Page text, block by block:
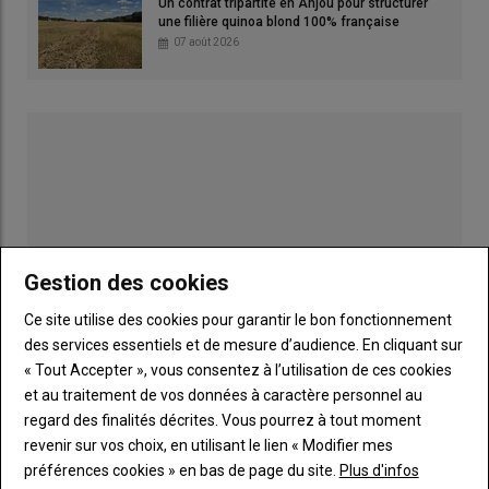
ayant circulé sur l’île en 2025. « Les analyses génétiques
suggèrent une
continuité épidémiologique entre les foyers
de 2025 et 2026, sans nouvelle introduction », souligne la
septembre
Un cas détecté dans un cheptel non
vacciné en avril
Le dernier foyer en date avait été détecté le 30 mai à
Escalaplano dans le sud de l’île, à une dizaine de kilomètres au
nord-ouest des précédents cas. Le huitème foyer avait été
détecté le 20 mai à San Vito, commune voisine de Muravera
une filière quinoa blond 100% française
07 août 2026
Publicité
LES PLUS LUS
Gestion des cookies
Ce site utilise des cookies pour garantir le bon fonctionnement
des services essentiels et de mesure d’audience. En cliquant sur
« Tout Accepter », vous consentez à l’utilisation de ces cookies
et au traitement de vos données à caractère personnel au
regard des finalités décrites. Vous pourrez à tout moment
revenir sur vos choix, en utilisant le lien « Modifier mes
préférences cookies » en bas de page du site. Plus d'infos